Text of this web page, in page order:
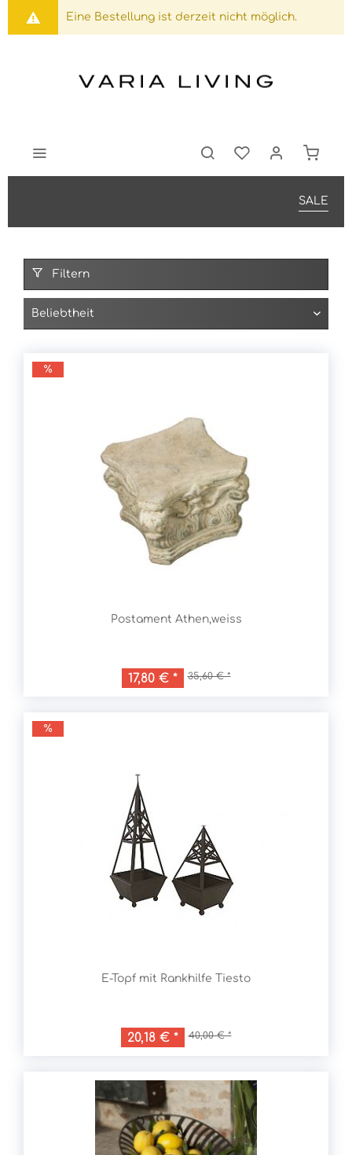
Eine Bestellung ist derzeit nicht möglich.
SALE
Filtern
Postament Athen,weiss
35,60 € *
17,80 € *
E-Topf mit Rankhilfe Tiesto
40,00 € *
20,18 € *